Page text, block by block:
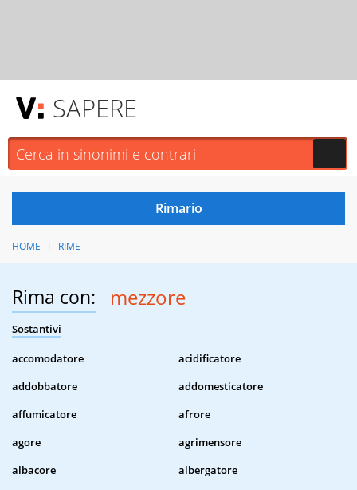
SAPERE
HOME RIME
Rima con: mezzore
Sostantivi
accomodatore
acidificatore
addobbatore
addomesticatore
affumicatore
afrore
agore
agrimensore
albacore
albergatore